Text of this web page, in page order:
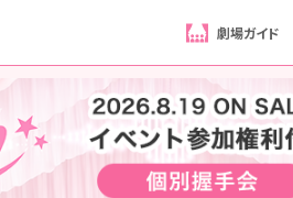
劇場ガイド